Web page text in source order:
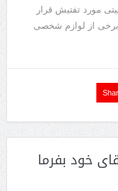
امنیتی مورد تفتیش قرار
برخی از لوازم شخصی
خود بفرما